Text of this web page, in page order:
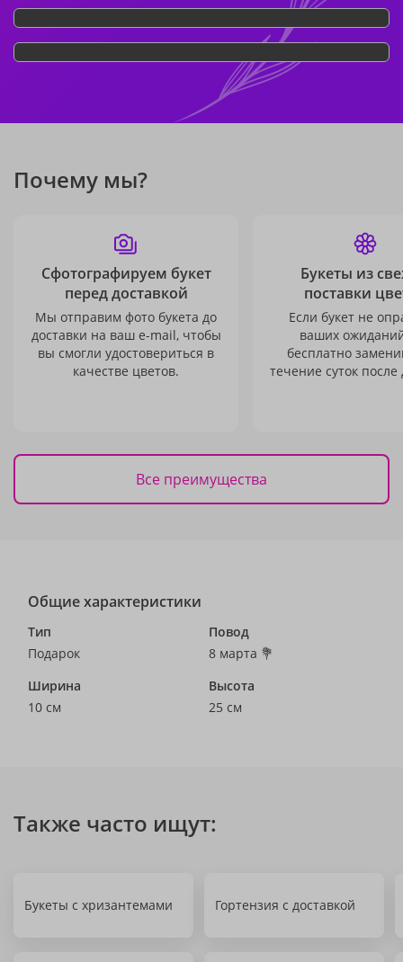
Почему мы?
Сфотографируем букет
перед доставкой
Мы отправим фото букета до
доставки на ваш e-mail, чтобы
вы смогли удостовериться в
качестве цветов.
Букеты из
поставки
Если букет не
ваших
бесплатно
течение суток после
Все преимущества
Общие характеристики
Тип
Подарок
Повод
8 марта 💐
Ширина
10 см
Высота
25 см
Также часто ищут:
Букеты с хризантемами Гортензия с доставкой